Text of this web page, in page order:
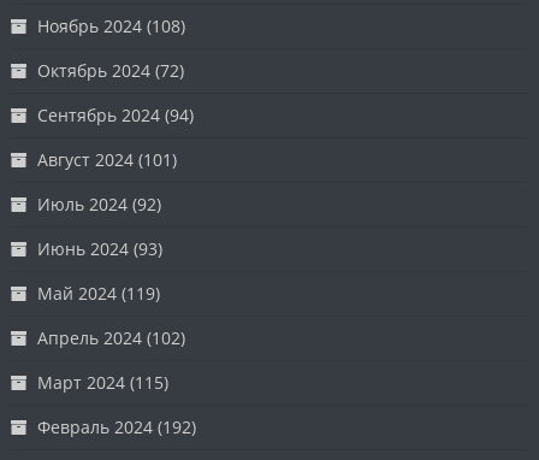
Ноябрь 2024 (108)
Октябрь 2024 (72)
Сентябрь 2024 (94)
Август 2024 (101)
Июль 2024 (92)
Июнь 2024 (93)
Май 2024 (119)
Апрель 2024 (102)
Март 2024 (115)
Февраль 2024 (192)